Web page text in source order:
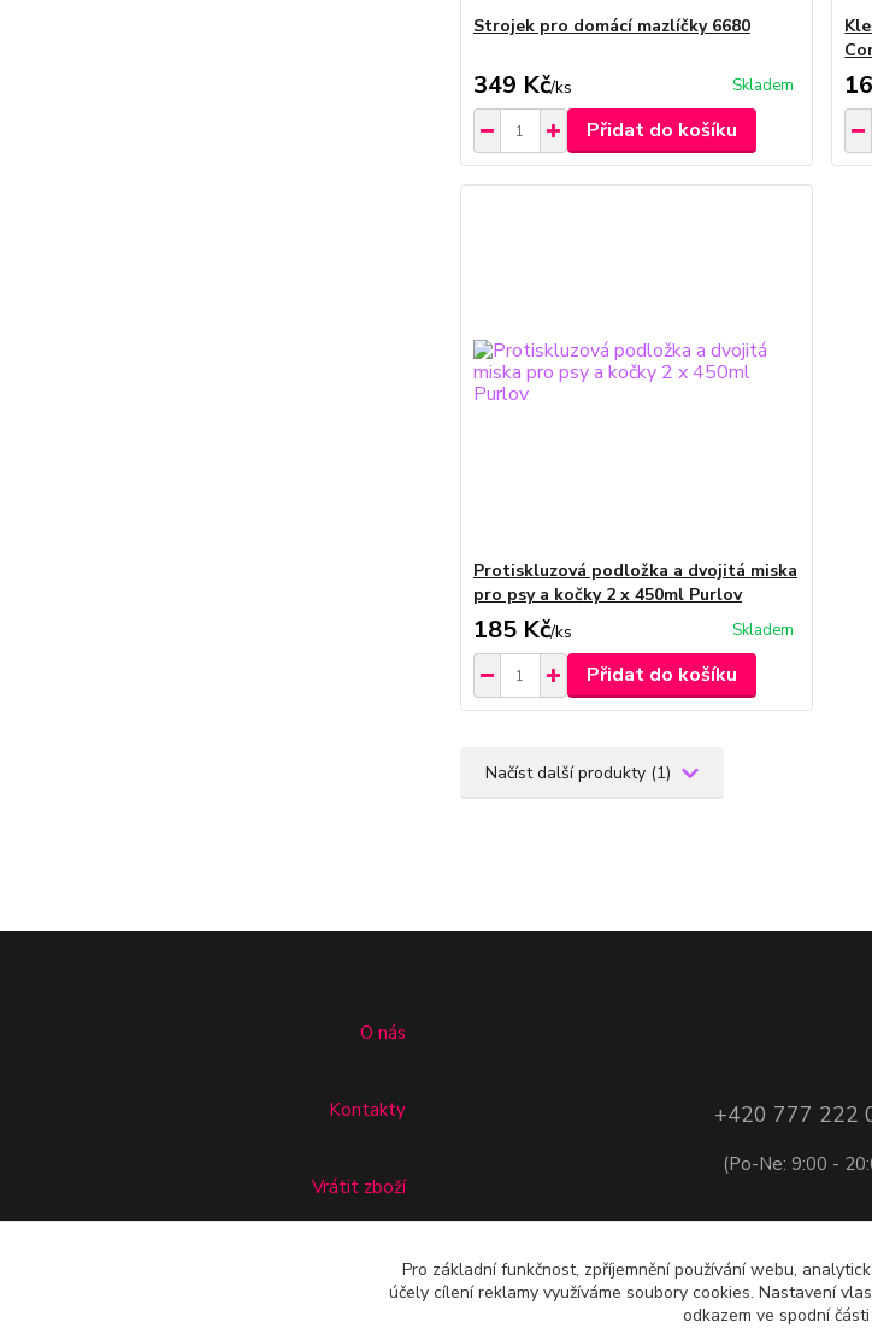
Strojek pro domácí mazlíčky 6680
349 Kč/ks Skladem
Přidat do košíku
Protiskluzová podložka a dvojitá miska
pro psy a kočky 2 x 450ml Purlov
185 Kč/ks Skladem
Přidat do košíku
Načíst další produkty (1)
O nás
Kontakty
Vrátit zboží
Doprava
+420 777 222
(Po-Ne: 9:00 -
+420 775 222
(Po-Pá: 10:00 -
Pro základní funkčnost, zpříjemnění používání webu,
účely cílení reklamy využíváme soubory cookies. Nastavení
odkazem ve spodní